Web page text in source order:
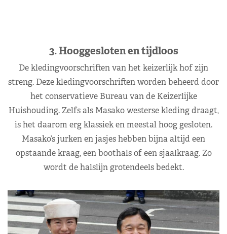
3. Hooggesloten en tijdloos
De kledingvoorschriften van het keizerlijk hof zijn
streng. Deze kledingvoorschriften worden beheerd door
het conservatieve Bureau van de Keizerlijke
Huishouding. Zelfs als Masako westerse kleding draagt,
is het daarom erg klassiek en meestal hoog gesloten.
Masako’s jurken en jasjes hebben bijna altijd een
opstaande kraag, een boothals of een sjaalkraag. Zo
wordt de halslijn grotendeels bedekt.